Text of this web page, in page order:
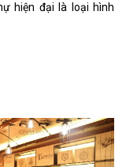
hiện đại là loại hình